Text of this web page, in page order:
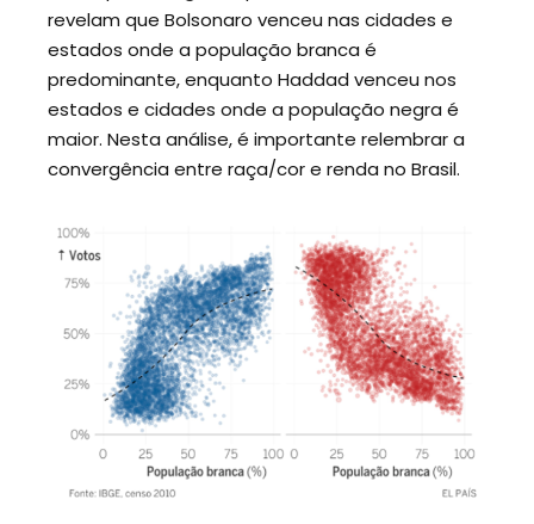
revelam que Bolsonaro venceu nas cidades e
estados onde a população branca é
predominante, enquanto Haddad venceu nos
estados e cidades onde a população negra é
maior. Nesta análise, é importante relembrar a
convergência entre raça/cor e renda no Brasil.